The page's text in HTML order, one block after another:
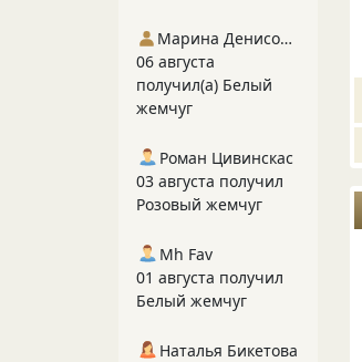
Марина Денисова 5
06 августа
получил(а) Белый
жемчуг
Роман Цивинскас
03 августа получил
Розовый жемчуг
Mh Fav
01 августа получил
Белый жемчуг
Наталья Бикетова